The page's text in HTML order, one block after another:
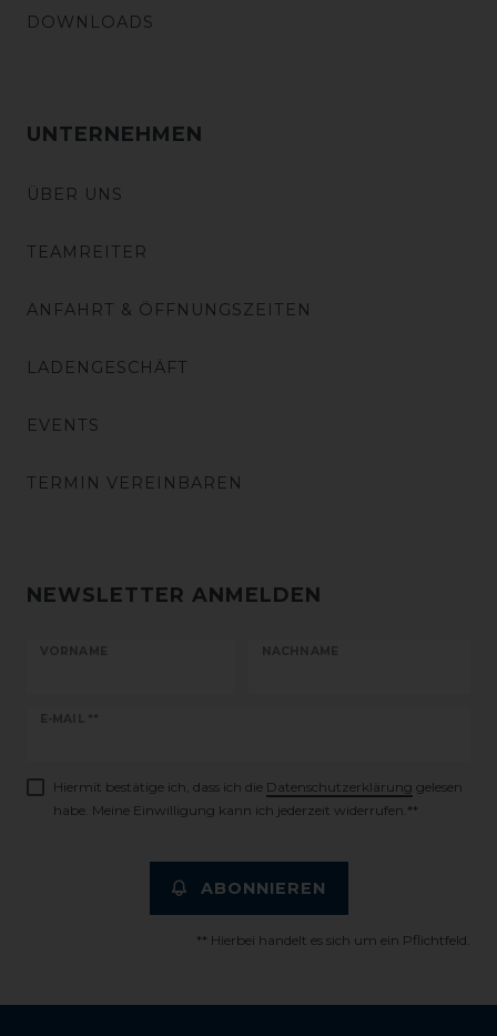
DOWNLOADS
UNTERNEHMEN
ÜBER UNS
TEAMREITER
ANFAHRT & ÖFFNUNGSZEITEN
LADENGESCHÄFT
EVENTS
TERMIN VEREINBAREN
NEWSLETTER ANMELDEN
VORNAME NACHNAME
E-MAIL **
Newsletter
Hiermit bestätige ich, dass ich die Daten­schutz­erklärung gelesen
habe. Meine Einwilligung kann ich jederzeit widerrufen.**
ABONNIEREN
** Hierbei handelt es sich um ein Pflichtfeld.